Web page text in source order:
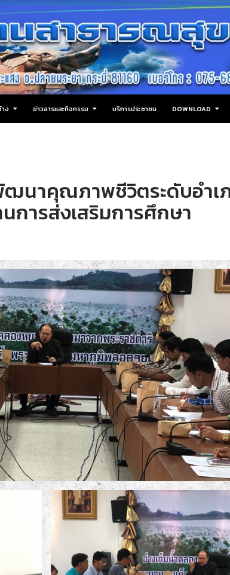
ง ข่าวสารและกิจกรรม บริการประชาชน DOWNLOAD
นาคุณภาพชีวิตระดับอำเ
การส่งเสริมการศึกษา